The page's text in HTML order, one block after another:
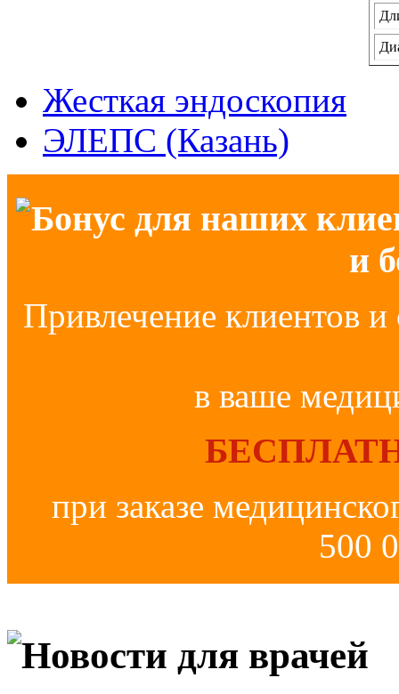
Жесткая эндоскопия
ЭЛЕПС (Казань)
Бонус для наших
и
Привлечение клиентов и
в ваше
при заказе
500
Новости для врачей